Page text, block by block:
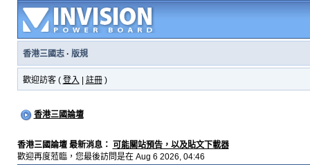
香港三國志· 版規
歡迎訪客 ( 登入 註冊)
香港三國論壇
香港三國論壇 最新消息： 可能關站預告，以及貼文下載器
歡迎再度蒞臨，您最後訪問是在 Aug 6 2026, 04:46